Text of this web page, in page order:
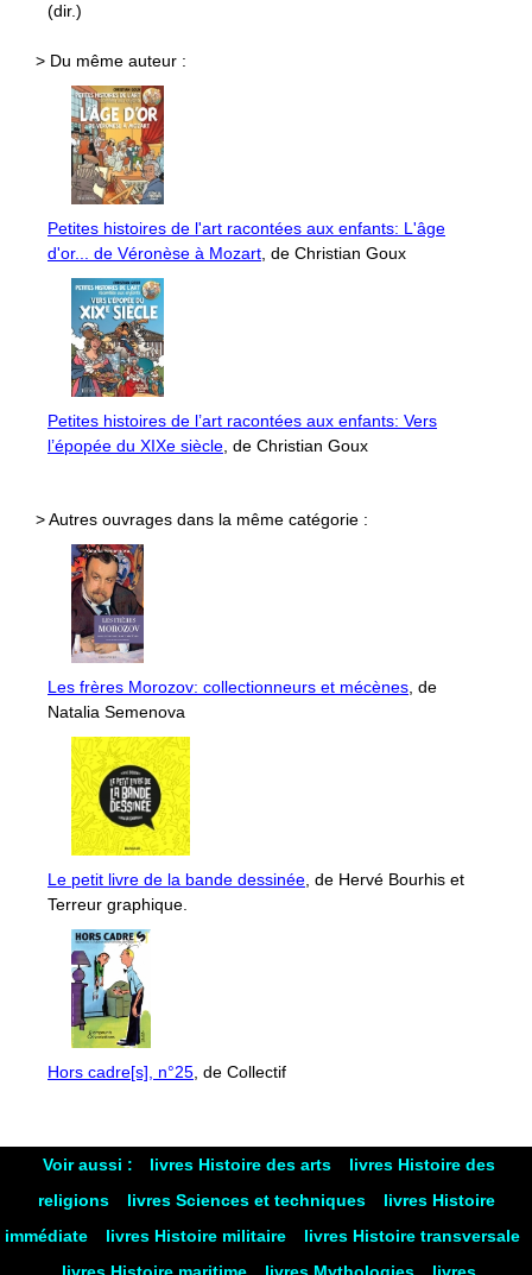
(dir.)
> Du même auteur :
Petites histoires de l'art racontées aux enfants: L'âge
d'or... de Véronèse à Mozart, de Christian Goux
Petites histoires de l’art racontées aux enfants: Vers
l’épopée du XIXe siècle, de Christian Goux
> Autres ouvrages dans la même catégorie :
Les frères Morozov: collectionneurs et mécènes, de
Natalia Semenova
Le petit livre de la bande dessinée, de Hervé Bourhis et
Terreur graphique.
Hors cadre[s], n°25, de Collectif
Voir aussi : livres Histoire des arts
livres Histoire des
religions
livres Sciences et techniques
livres Histoire
immédiate
livres Histoire militaire
livres Histoire transversale